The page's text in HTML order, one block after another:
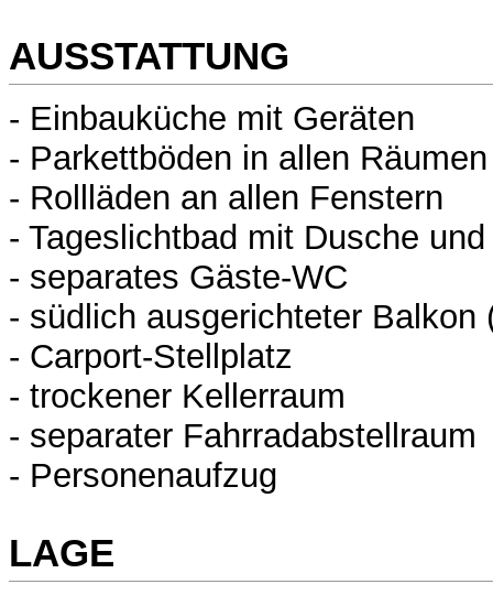
AUSSTATTUNG
- Einbauküche mit Geräten
- Parkettböden in allen Räumen
- Rollläden an allen Fenstern
- Tageslichtbad mit Dusche
- separates Gäste-WC
- südlich ausgerichteter Balkon
- Carport-Stellplatz
- trockener Kellerraum
- separater Fahrradabstellraum
- Personenaufzug
LAGE